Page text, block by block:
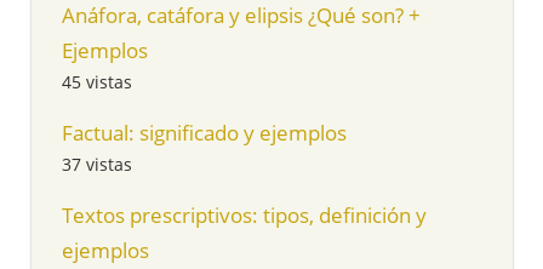
Anáfora, catáfora y elipsis ¿Qué son? +
Ejemplos
45 vistas
Factual: significado y ejemplos
37 vistas
Textos prescriptivos: tipos, definición y
ejemplos